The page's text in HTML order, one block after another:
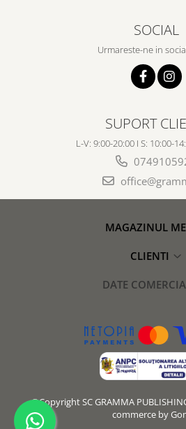
SOCIAL
Urmareste-ne in
SUPORT
L-V: 9:00-20:00 I S: 10:00-
MAGAZINUL
CLIENTI
DATE
©Copyright SC GRAMMA
commerce by